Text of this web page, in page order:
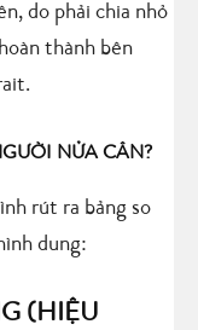
do phải chia nhỏ
thành bên
NỬA CÂN?
rút ra bảng so
dung:
(HIỆU